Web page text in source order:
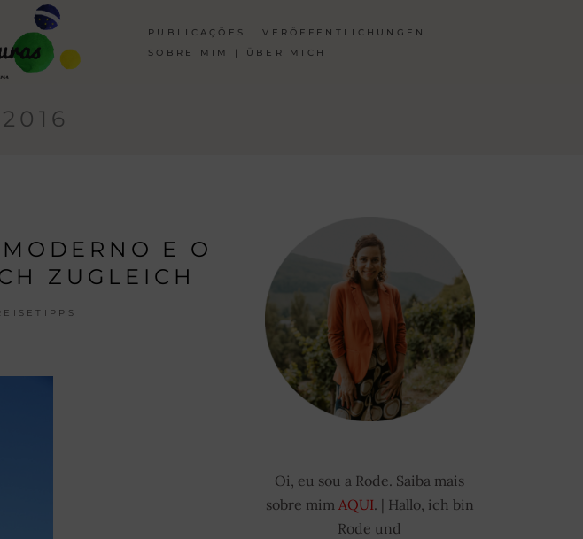
PUBLICAÇÕES | VERÖFFENTLICHUNGEN
SOBRE MIM | ÜBER MICH
E O
ZUGLEICH
Oi, eu sou a Rode. Saiba mais
sobre mim AQUI. | Hallo, ich bin
Rode und